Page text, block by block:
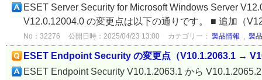
ESET Server Security for Microsoft Windows Server
V12.0.12004.0 の変更点は以下の通りです。 ■ 追加（
No：32276 公開日時：2025/04/23 13:00 カテゴリー： 製品情報 , 製
ESET Endpoint Security の変更点（V10.1.2063.1 →
ESET Endpoint Security V10.1.2063.1 から